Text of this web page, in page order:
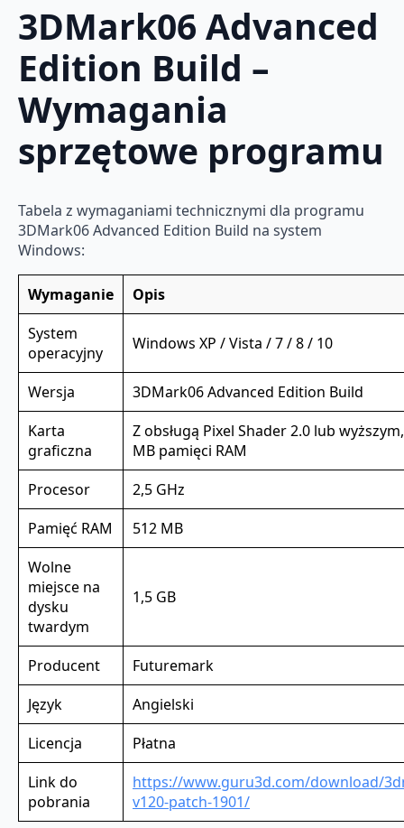
3DMark06 Advanced
Edition Build –
Wymagania
sprzętowe programu
Tabela z wymaganiami technicznymi dla programu
3DMark06 Advanced Edition Build na system
Windows:
Wymaganie
Opis
System
operacyjny
Windows XP / Vista / 7 / 8 / 10
Wersja
3DMark06 Advanced Edition Build
Karta
graficzna
Z obsługą Pixel Shader 2.0 lub
MB pamięci RAM
Procesor
2,5 GHz
Pamięć RAM
512 MB
Wolne
miejsce na
dysku
twardym
1,5 GB
Producent
Futuremark
Język
Angielski
Licencja
Płatna
Link do
pobrania
https://www.guru3d.com/download/
v120-patch-1901/